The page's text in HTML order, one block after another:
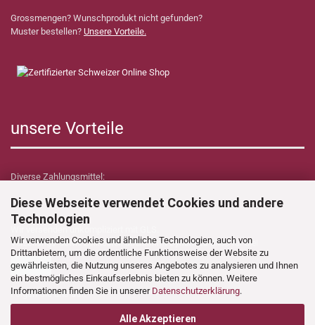
Diese Webseite verwendet Cookies und andere
Technologien
Wir verwenden Cookies und ähnliche Technologien, auch von
Drittanbietern, um die ordentliche Funktionsweise der Website zu
gewährleisten, die Nutzung unseres Angebotes zu analysieren und Ihnen
ein bestmögliches Einkaufserlebnis bieten zu können. Weitere
Informationen finden Sie in unserer Datenschutzerklärung.
Alle Akzeptieren
Grossmengen? Wunschprodukt nicht gefunden?
Muster bestellen? Unsere Vorteile.
unsere Vorteile
Diverse Zahlungsmittel:
Wir versenden unkompliziert mit GLS.
Verzollungs- sowie Zollkosten übernimmt Dynamica Shop für Sie!
Folgen Sie uns auf: